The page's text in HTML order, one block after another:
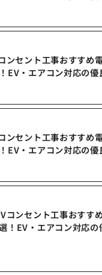
ンセント工事おすすめ
EV・エアコン対応の優
ンセント工事おすすめ
EV・エアコン対応の優
コンセント工事おすす
！EV・エアコン対応の